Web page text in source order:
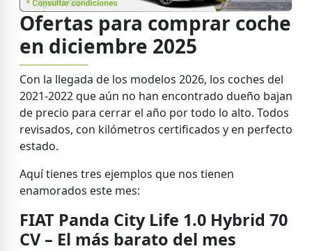
Ofertas para comprar coche
en diciembre 2025
Con la llegada de los modelos 2026, los coches del
2021-2022 que aún no han encontrado dueño bajan
de precio para cerrar el año por todo lo alto. Todos
revisados, con kilómetros certificados y en perfecto
estado.
Aquí tienes tres ejemplos que nos tienen
enamorados este mes:
FIAT Panda City Life 1.0 Hybrid 70
CV – El más barato del mes